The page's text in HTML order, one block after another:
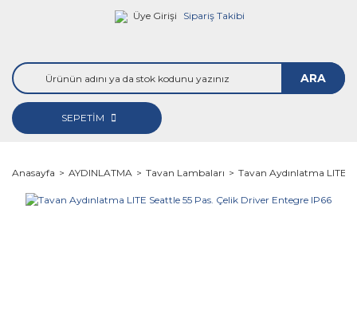
Üye Girişi Sipariş Takibi
ARA
SEPETİM
Anasayfa AYDINLATMA Tavan Lambaları Tavan Aydınlatma LITE